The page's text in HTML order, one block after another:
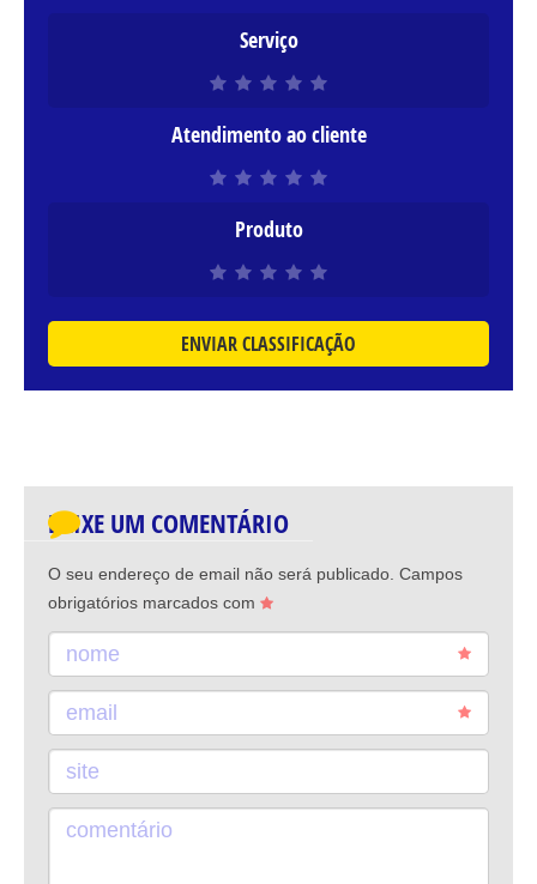
Serviço
Atendimento ao cliente
Produto
ENVIAR CLASSIFICAÇÃO
DEIXE UM COMENTÁRIO
O seu endereço de email não será publicado. Campos
obrigatórios marcados com
nome
email
site
comentário